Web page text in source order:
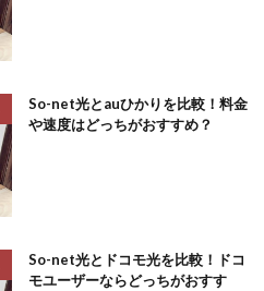
So-net光とauひかりを比較！料金
や速度はどっちがおすすめ？
So-net光とドコモ光を比較！ドコ
モユーザーならどっちがおすす